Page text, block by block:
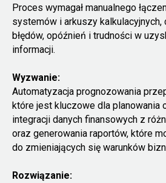
Proces wymagał manualnego
systemów i arkuszy kalkulacyjnych,
błędów, opóźnień i trudności w
informacji.
Wyzwanie:
Automatyzacja prognozowania
które jest kluczowe dla planowania
integracji danych finansowych z
oraz generowania raportów, które
do zmieniających się warunków
Rozwiązanie: